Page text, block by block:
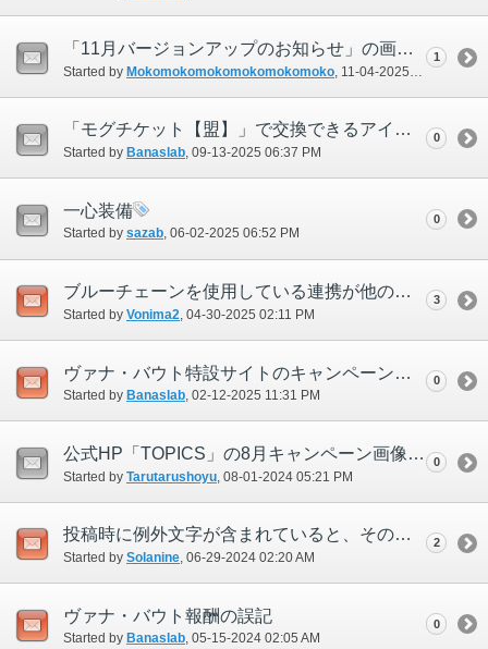
「11月バージョンアップのお知らせ」の画像が正しく表示されていない
Started by Mokomokomokomokomokomoko ‎, 11-04-2025 05:54 PM
1
「モグチケット【盟】」で交換できるアイテムの誤表記
Started by Banaslab‎, 09-13-2025 06:37 PM
0
一心装備
Started by sazab‎, 06-02-2025 06:52 PM
0
ブルーチェーンを使用している連携が他のWSで連携を延長・伸ばすことはできません
Started by Vonima2 ‎, 04-30-2025 02:11 PM
3
ヴァナ・バウト特設サイトのキャンペーン名称が正しくない
Started by Banaslab‎, 02-12-2025 11:31 PM
0
公式HP「TOPICS」の8月キャンペーン画像が7月分と同じになっている
Started by Tarutarushoyu ‎, 08-01-2024 05:21 PM
0
投稿時に例外文字が含まれていると、その文字以降の投稿内容が消える（エラー表示等は何もなく、無言で消える）
Started by Solanine‎, 06-29-2024 02:20 AM
2
ヴァナ・バウト報酬の誤記
Started by Banaslab‎, 05-15-2024 02:05 AM
0